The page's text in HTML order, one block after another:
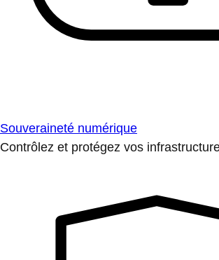
Souveraineté numérique
Contrôlez et protégez vos